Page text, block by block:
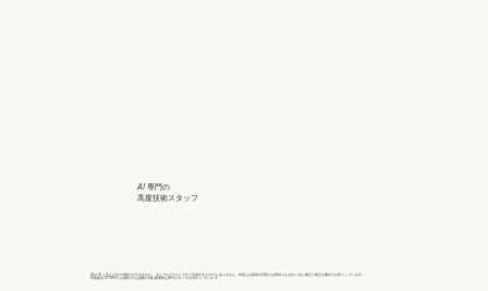
AI 専門の
高度技術スタッフ
実は AI と言えど全て自動ではできません。 またプログラムしてすぐ完成するものでも ありません。何度もお客様の写真とお気持 ちに向かい合い修正に修正を重ねてお作り しています。
写真復活 STUDIO には海外でも活躍する経 験豊富な専門スタッフがお作りしていま す。